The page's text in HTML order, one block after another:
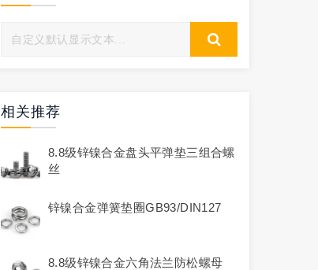
相关推荐
8.8级锌镍合金盘头平弹垫三组合螺
丝
锌镍合金弹簧垫圈GB93/DIN127
8.8级锌镍合金六角法兰防松螺母